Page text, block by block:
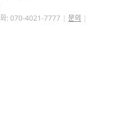
: 070-4021-7777
문의